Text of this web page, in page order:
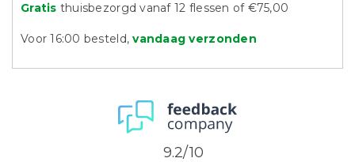
Gratis thuisbezorgd vanaf 12 flessen of €75,00
Voor 16:00 besteld,vandaag verzonden
9.2/10